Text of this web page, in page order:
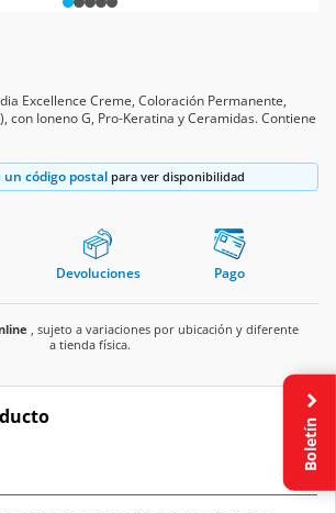
Excellence Creme, Coloración Permanente,
con Ioneno G, Pro-Keratina y Ceramidas. Contiene
un código postal para ver disponibilidad
Devoluciones Pago
, sujeto a variaciones por ubicación y diferente
a tienda física.
Boletín